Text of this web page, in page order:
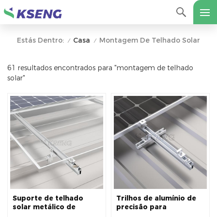
Estás Dentro: / Casa / Montagem De Telhado Solar
61 resultados encontrados para "montagem de telhado
solar"
Suporte de telhado
solar metálico de
Trilhos de alumínio de
precisão para